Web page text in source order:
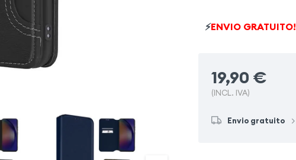
⚡ENVIO GRATUITO!
19,90 €
(INCL. IVA)
Envio gratuito